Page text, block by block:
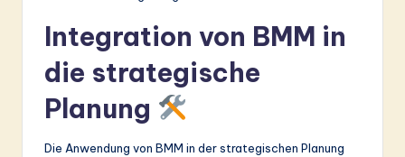
Integration von BMM in
die strategische
Planung
Die Anwendung von BMM in der strategischen Planung